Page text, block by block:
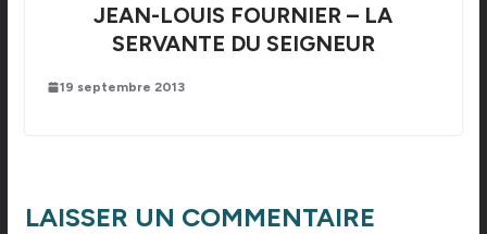
JEAN-LOUIS FOURNIER – LA
SERVANTE DU SEIGNEUR
19 septembre 2013
LAISSER UN COMMENTAIRE